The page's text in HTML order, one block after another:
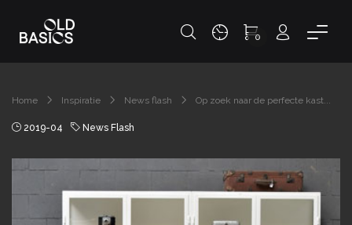
0
Home Inspiratie News flash Op zoek naar de perfecte kast...
2019-04 News Flash